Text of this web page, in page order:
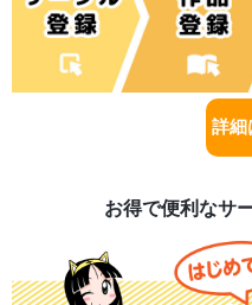
詳細
お得で便利なサ